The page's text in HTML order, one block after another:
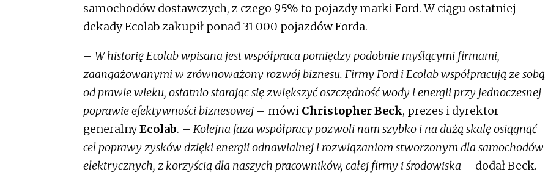
samochodów dostawczych, z czego 95% to pojazdy marki Ford. W ciągu ostatniej
dekady Ecolab zakupił ponad 31 000 pojazdów Forda.
– W historię Ecolab wpisana jest współpraca pomiędzy podobnie myślącymi firmami,
zaangażowanymi w zrównoważony rozwój biznesu. Firmy Ford i Ecolab współpracują ze sobą
od prawie wieku, ostatnio starając się zwiększyć oszczędność wody i energii przy jednoczesnej
poprawie efektywności biznesowej – mówi Christopher Beck, prezes i dyrektor
generalnyEcolab. – Kolejna faza współpracy pozwoli nam szybko i na dużą skalę osiągnąć
cel poprawy zysków dzięki energii odnawialnej i rozwiązaniom stworzonym dla samochodów
elektrycznych, z korzyścią dla naszych pracowników, całej firmy i środowiska – dodał Beck.